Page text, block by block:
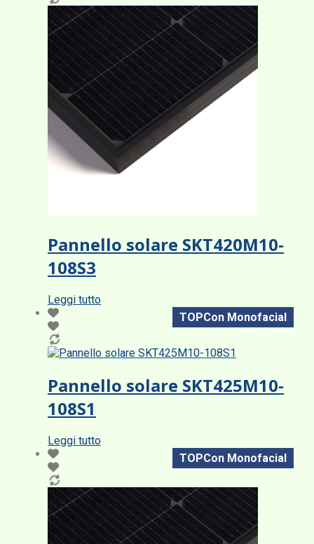
Pannello solare SKT420M10-
108S3
Leggi tutto
Pannello solare SKT425M10-
108S1
Leggi tutto
TOPCon Monofacial
TOPCon Monofacial